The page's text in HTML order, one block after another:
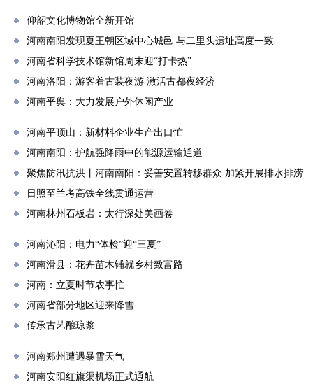
仰韶文化博物馆全新开馆
河南南阳发现夏王朝区域中心城邑 与二里头遗址高度一致
河南省科学技术馆新馆周末迎“打卡热”
河南洛阳：游客着古装夜游 激活古都夜经济
河南平舆：大力发展户外休闲产业
河南平顶山：新材料企业生产出口忙
河南南阳：护航强降雨中的能源运输通道
聚焦防汛抗洪丨河南南阳：妥善安置转移群众 加紧开展排水排涝
日照至兰考高铁全线贯通运营
河南林州石板岩：太行深处美画卷
河南沁阳：电力“体检”迎“三夏”
河南滑县：花卉苗木铺就乡村致富路
河南：立夏时节农事忙
河南省部分地区迎来降雪
传承古艺酿琼浆
河南郑州遭遇暴雪天气
河南安阳红旗渠机场正式通航